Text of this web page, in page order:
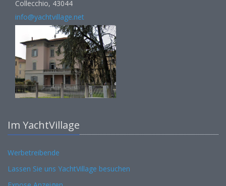
Collecchio, 43044
info@yachtvillage.net
Im YachtVillage
Werbetreibende
Lassen Sie uns YachtVillage besuchen